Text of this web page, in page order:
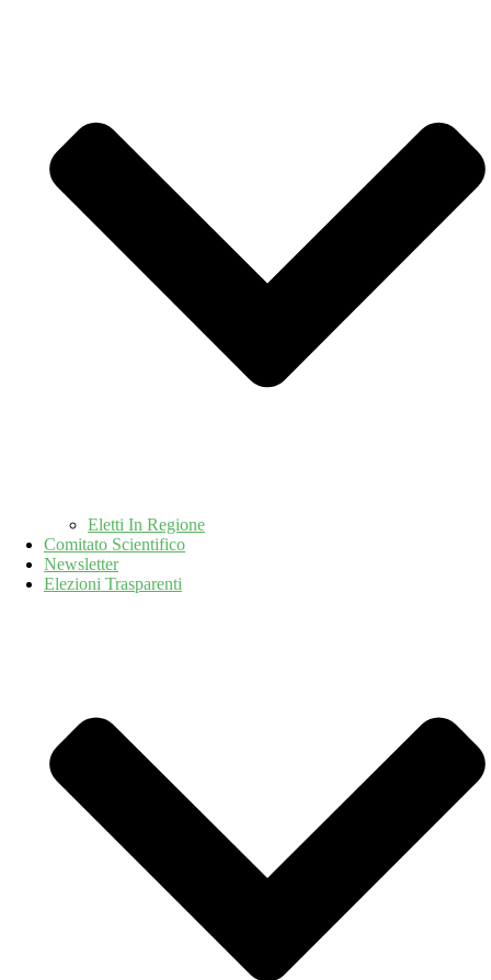
Eletti In Regione
Comitato Scientifico
Newsletter
Elezioni Trasparenti